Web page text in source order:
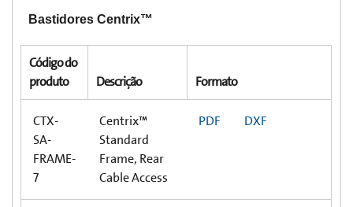
Bastidores Centrix™
Código do
produto
Descrição Formato
CTX-
SA-
FRAME-
7
Centrix™
Standard
Frame, Rear
Cable Access
PDF DXF